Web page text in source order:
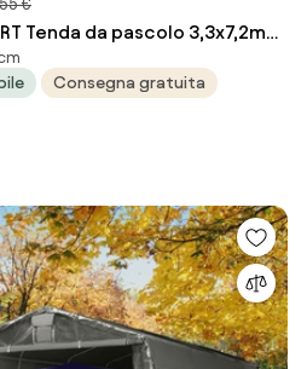
€
Tenda da pascolo 3,3x7,2m,
Telo in PRIMEtex-PVC,
per terreno - (99543)
Consegna gratuita